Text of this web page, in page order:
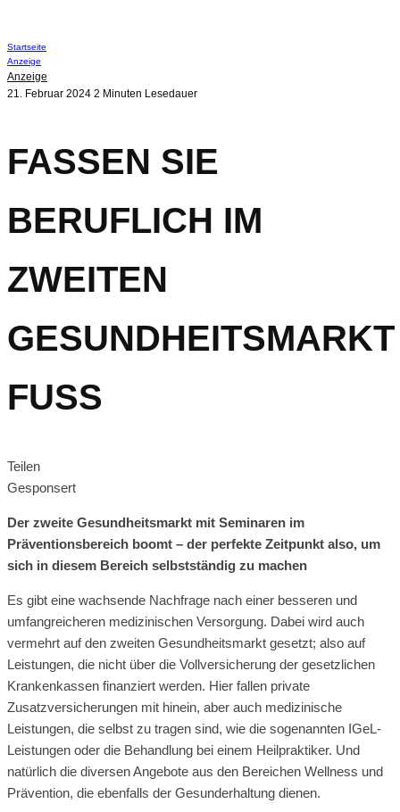
Startseite
Anzeige
Anzeige
21. Februar 2024 2 Minuten Lesedauer
FASSEN SIE
BERUFLICH IM
ZWEITEN
GESUNDHEITSMARKT
FUSS
Teilen
Gesponsert
Der zweite Gesundheitsmarkt mit Seminaren im
Präventionsbereich boomt – der perfekte Zeitpunkt also, um
sich in diesem Bereich selbstständig zu machen
Es gibt eine wachsende Nachfrage nach einer besseren und
umfangreicheren medizinischen Versorgung. Dabei wird auch
vermehrt auf den zweiten Gesundheitsmarkt gesetzt; also auf
Leistungen, die nicht über die Vollversicherung der gesetzlichen
Krankenkassen finanziert werden. Hier fallen private
Zusatzversicherungen mit hinein, aber auch medizinische
Leistungen, die selbst zu tragen sind, wie die sogenannten IGeL-
Leistungen oder die Behandlung bei einem Heilpraktiker. Und
natürlich die diversen Angebote aus den Bereichen Wellness und
Prävention, die ebenfalls der Gesunderhaltung dienen.